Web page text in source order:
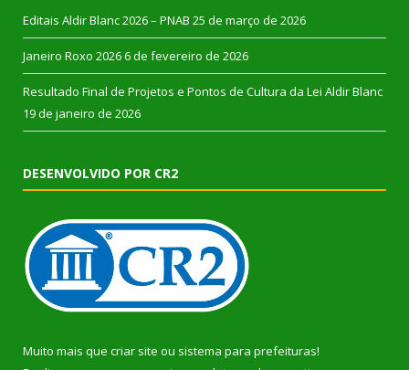
Editais Aldir Blanc 2026 – PNAB 25 de março de 2026
Janeiro Roxo 2026 6 de fevereiro de 2026
Resultado Final de Projetos e Pontos de Cultura da Lei Aldir Blanc
19 de janeiro de 2026
DESENVOLVIDO POR CR2
Muito mais que criar site ou sistema para prefeituras!